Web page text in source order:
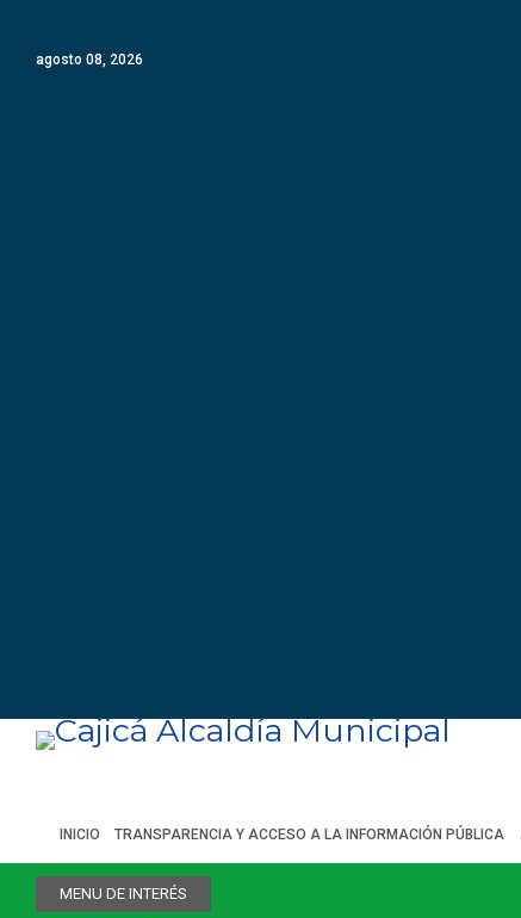
agosto 08, 2026
INICIO TRANSPARENCIA Y ACCESO A LA INFORMACIÓN PÚBLICA
MENU DE INTERÉS